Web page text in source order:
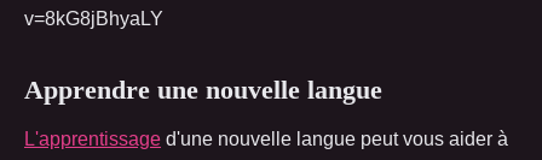
v=8kG8jBhyaLY
Apprendre une nouvelle langue
L'apprentissage d'une nouvelle langue peut vous aider à